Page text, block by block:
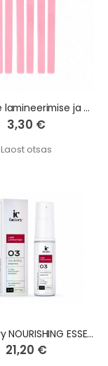
Ripsmete lamineerimise ja Lash Lift’i fikseerimisribad, 3 paari
3,30 €
Laost otsas
iC factory NOURISHING ESSENCE 03 Lash lamination, 5 ml
21,20 €